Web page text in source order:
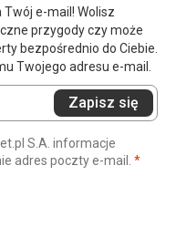
e-mail! Wolisz
przygody czy może
bezpośrednio do Ciebie.
Twojego adresu e-mail.
Zapisz się
S.A. informacje
adres poczty e-mail. *